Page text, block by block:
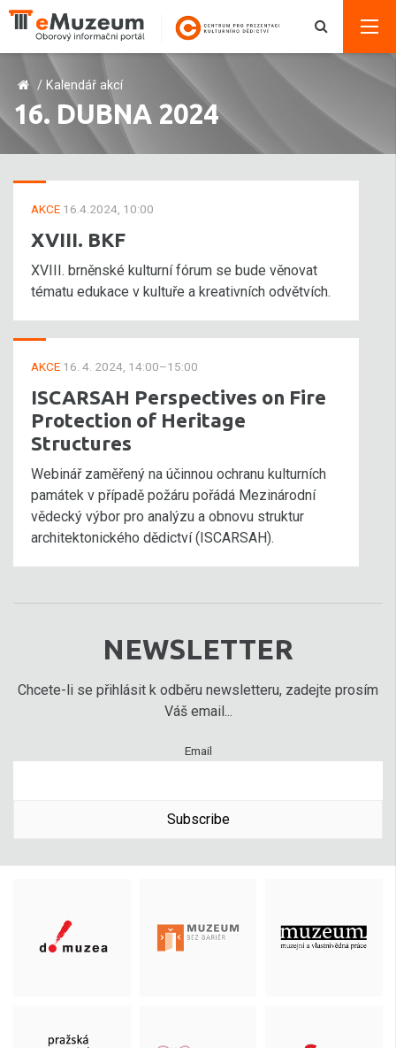
/ Kalendář akcí
16. DUBNA 2024
AKCE 16.4.2024, 10:00
XVIII. BKF
XVIII. brněnské kulturní fórum se bude věnovat
tématu edukace v kultuře a kreativních odvětvích.
AKCE 16. 4. 2024, 14:00–15:00
ISCARSAH Perspectives on Fire
Protection of Heritage
Structures
Webinář zaměřený na účinnou ochranu kulturních
památek v případě požáru pořádá Mezinárodní
vědecký výbor pro analýzu a obnovu struktur
architektonického dědictví (ISCARSAH).
NEWSLETTER
Chcete-li se přihlásit k odběru newsletteru, zadejte prosím
Váš email...
Email
Subscribe